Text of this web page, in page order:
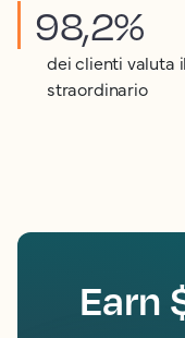
98,2%
dei clienti valuta
straordinario
Earn